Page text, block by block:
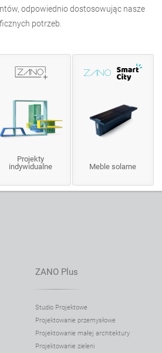
odpowiednio dostosowując nasze
potrzeb.
Projekty
indywidualne
Meble solarne
ZANO Plus
Studio Projektowe
Projektowanie przemysłowe
Projektowanie małej architektury
Projektowanie zieleni